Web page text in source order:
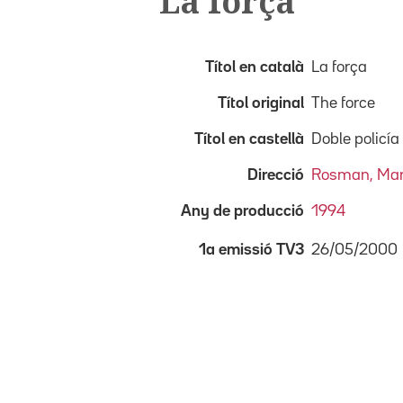
Títol en català La força
Títol original The force
Títol en castellà Doble policía
Direcció Rosman,
Any de producció 1994
1a emissió TV3 26/05/2000